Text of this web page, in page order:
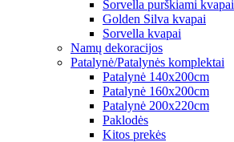
Sorvella purškiami kvapai
Golden Silva kvapai
Sorvella kvapai
Namų dekoracijos
Patalynė/Patalynės komplektai
Patalynė 140x200cm
Patalynė 160x200cm
Patalynė 200x220cm
Paklodės
Kitos prekės